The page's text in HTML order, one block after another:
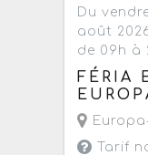
Du
août
de 09h à
FÉRIA
Tarif